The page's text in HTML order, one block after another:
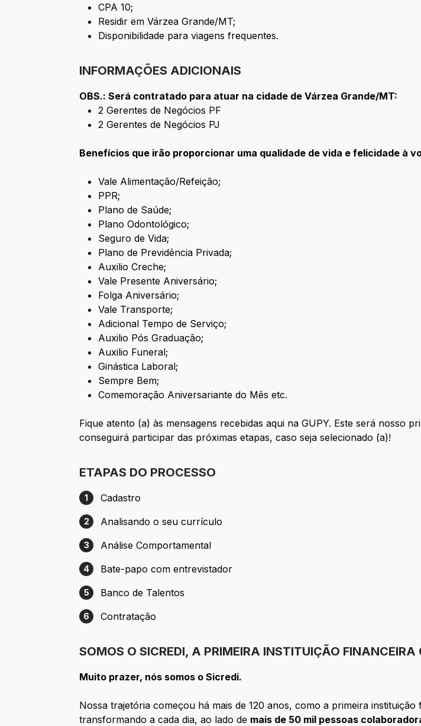
CPA 10;
Residir em Várzea Grande/MT;
Disponibilidade para viagens frequentes.
INFORMAÇÕES ADICIONAIS
OBS.: Será contratado para atuar na cidade de Várzea Grande/MT:
2 Gerentes de Negócios PF
2 Gerentes de Negócios PJ
Benefícios que irão proporcionar uma qualidade de vida e felicidade à
Vale Alimentação/Refeição;
PPR;
Plano de Saúde;
Plano Odontológico;
Seguro de Vida;
Plano de Previdência Privada;
Auxilio Creche;
Vale Presente Aniversário;
Folga Aniversário;
Vale Transporte;
Adicional Tempo de Serviço;
Auxilio Pós Graduação;
Auxilio Funeral;
Ginástica Laboral;
Sempre Bem;
Comemoração Aniversariante do Mês etc.
Fique atento (a) às mensagens recebidas aqui na GUPY. Este será nosso
conseguirá participar das próximas etapas, caso seja selecionado (a)!
ETAPAS DO PROCESSO
Etapa 1: Cadastro
1 Cadastro
Etapa 2: Analisando o seu currículo
2 Analisando o seu currículo
Etapa 3: Análise Comportamental
3 Análise Comportamental
Etapa 4: Bate-papo com entrevistador
4 Bate-papo com entrevistador
Etapa 5: Banco de Talentos
5 Banco de Talentos
Etapa 6: Contratação
6 Contratação
SOMOS O SICREDI, A PRIMEIRA INSTITUIÇÃO
Muito prazer, nós somos o Sicredi.
Nossa trajetória começou há mais de 120 anos, como a primeira
transformando a cada dia, ao lado de mais de 50 mil pessoas